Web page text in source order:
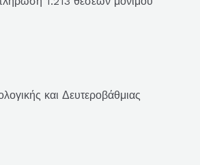
και Δευτεροβάθμιας